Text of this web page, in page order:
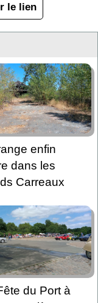
le lien
enfin
dans les
Carreaux
du Port à